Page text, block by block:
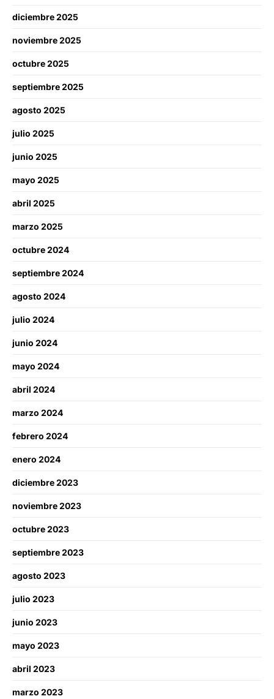
diciembre 2025
noviembre 2025
octubre 2025
septiembre 2025
agosto 2025
julio 2025
junio 2025
mayo 2025
abril 2025
marzo 2025
octubre 2024
septiembre 2024
agosto 2024
julio 2024
junio 2024
mayo 2024
abril 2024
marzo 2024
febrero 2024
enero 2024
diciembre 2023
noviembre 2023
octubre 2023
septiembre 2023
agosto 2023
julio 2023
junio 2023
mayo 2023
abril 2023
marzo 2023